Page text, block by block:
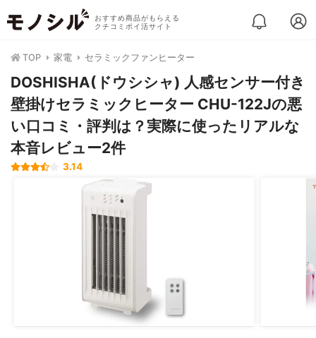
おすすめ商品がもらえる
クチコミポイ活サイト
TOP 家電 セラミックファンヒーター
DOSHISHA(ドウシシャ) 人感センサー付き
壁掛けセラミックヒーター CHU-122Jの悪
い口コミ・評判は？実際に使ったリアルな
本音レビュー2件
3.14